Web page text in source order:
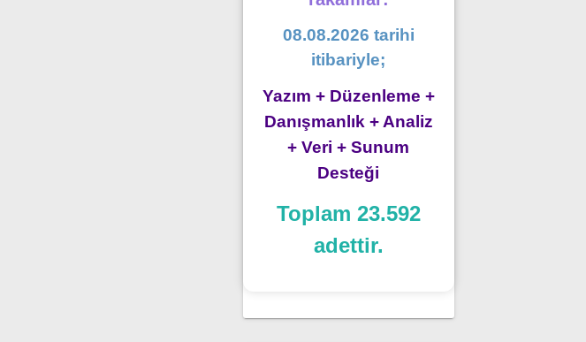
08.08.2026 tarihi
itibariyle;
Yazım + Düzenleme +
Danışmanlık + Analiz
+ Veri + Sunum
Desteği
Toplam 23.592
adettir.